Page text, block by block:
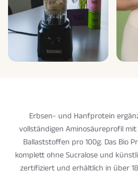
Erbsen- und Hanfprotein
vollständigen Aminosäureprofil
Ballaststoffen pro 100g. Das Bio
komplett ohne Sucralose und
zertifiziert und erhältlich in über